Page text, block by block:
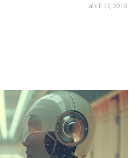
abril 13, 2018